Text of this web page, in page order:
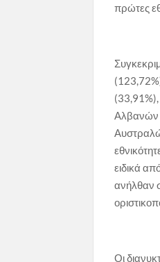
πρώτες
Αλβανών
ειδικά
ανήλθαν
Οι